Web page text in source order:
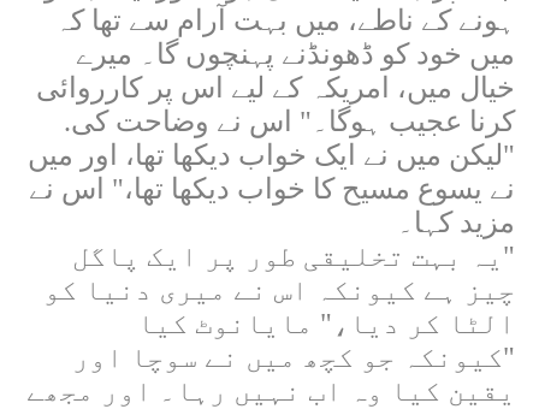
ہونے کے ناطے، میں بہت آرام سے تھا کہ
میں خود کو ڈھونڈنے پہنچوں گا۔ میرے
خیال میں، امریکہ کے لیے اس پر کارروائی
کرنا عجیب ہوگا۔" اس نے وضاحت کی.
"لیکن میں نے ایک خواب دیکھا تھا، اور میں
نے یسوع مسیح کا خواب دیکھا تھا،" اس نے
مزید کہا۔
"یہ بہت تخلیقی طور پر ایک پاگل
چیز ہے کیونکہ اس نے میری دنیا کو
الٹا کر دیا،" مایانوٹ کیا
"کیونکہ جو کچھ میں نے سوچا اور
یقین کیا وہ اب نہیں رہا۔ اور مجھے